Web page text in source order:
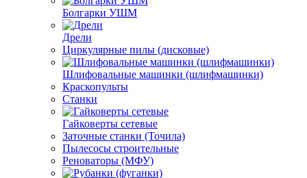
Болгарки УШМ
Дрели
Циркулярные пилы (дисковые)
Шлифовальные машинки (шлифмашинки)
Краскопульты
Станки
Гайковерты сетевые
Заточные станки (Точила)
Пылесосы строительные
Реноваторы (МФУ)